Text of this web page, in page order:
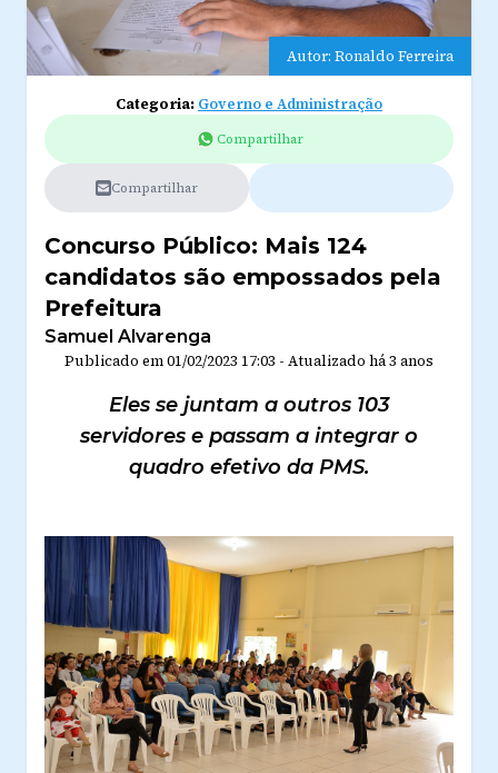
Autor: Ronaldo Ferreira
Categoria: Governo e Administração
Compartilhar
Compartilhar
Concurso Público: Mais 124
candidatos são empossados pela
Prefeitura
Samuel Alvarenga
Publicado em01/02/2023 17:03 - Atualizado há 3 anos
Eles se juntam a outros 103
servidores e passam a integrar o
quadro efetivo da PMS.